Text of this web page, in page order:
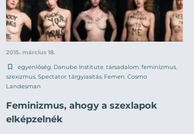
2015. március 18.
egyenlőség Danube Institute társadalom feminizmus
szexizmus Spectator tárgyiasítás Femen Cosmo
Landesman
Feminizmus, ahogy a szexlapok
elképzelnék